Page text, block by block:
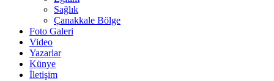
Sağlık
Çanakkale Bölge
Foto Galeri
Video
Yazarlar
Künye
İletişim